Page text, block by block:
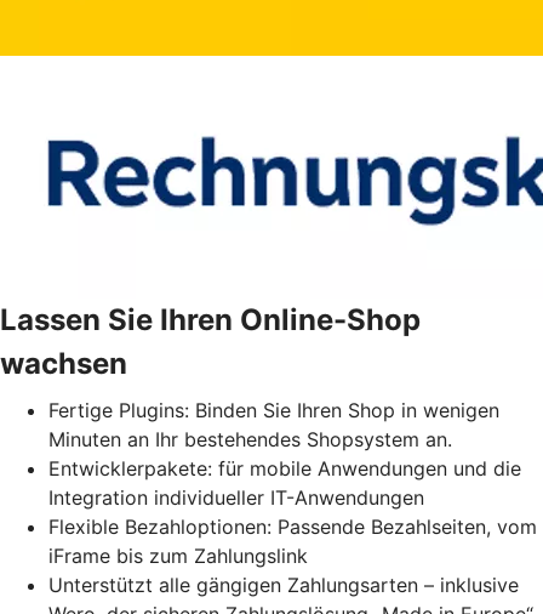
Lassen Sie Ihren Online-Shop
wachsen
Fertige Plugins: Binden Sie Ihren Shop in wenigen
Minuten an Ihr bestehendes Shopsystem an.
Entwicklerpakete: für mobile Anwendungen und die
Integration individueller IT-Anwendungen
Flexible Bezahloptionen: Passende Bezahlseiten, vom
iFrame bis zum Zahlungslink
Unterstützt alle gängigen Zahlungsarten – inklusive